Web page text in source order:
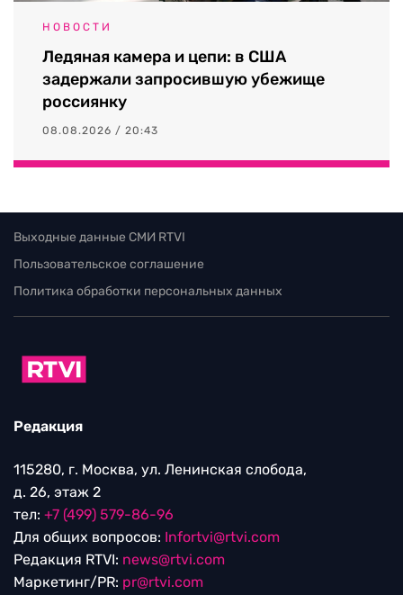
НОВОСТИ
Ледяная камера и цепи: в США
задержали запросившую убежище
россиянку
08.08.2026 / 20:43
Выходные данные СМИ RTVI
Пользовательское соглашение
Политика обработки персональных данных
Редакция
115280, г. Москва, ул. Ленинская слобода,
д. 26, этаж 2
тел: +7 (499) 579-86-96
Для общих вопросов: Infortvi@rtvi.com
Редакция RTVI: news@rtvi.com
Маркетинг/PR: pr@rtvi.com